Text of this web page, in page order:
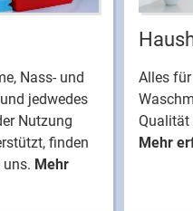
Nass- und
jedwedes
Nutzung
finden
Mehr
Alles
Qualität
Mehr